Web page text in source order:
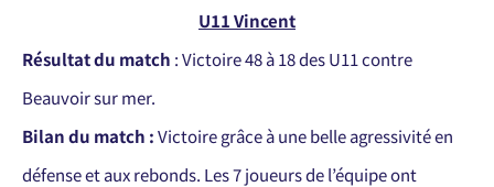
U11 Vincent
Résultat du match : Victoire 48 à 18 des U11 contre
Beauvoir sur mer.
Bilan du match :Victoire grâce à une belle agressivité en
défense et aux rebonds. Les 7 joueurs de l’équipe ont